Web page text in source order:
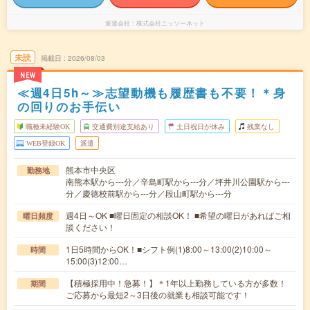
派遣会社 株式会社ニッソーネット
未読
NEW
掲載日 2026/08/03
≪週4日5h～≫志望動機も履歴書も不要！＊身
の回りのお手伝い
職種未経験OK 交通費別途支給あり 土日祝日が休み 残業なし
WEB登録OK 派遣
勤務地
熊本市中央区
南熊本駅から---分／辛島町駅から---分／坪井川公園駅から---
分／慶徳校前駅から---分／段山町駅から---分
曜日頻度
週4日～OK ■曜日固定の相談OK！ ■希望の曜日があればご相
談ください！
時間
1日5時間からOK！■シフト例(1)8:00～13:00(2)10:00～
15:00(3)12:00…
期間
【積極採用中！急募！】＊1年以上勤務している方が多数！
ご応募から最短2～3日後の就業も相談可能です！